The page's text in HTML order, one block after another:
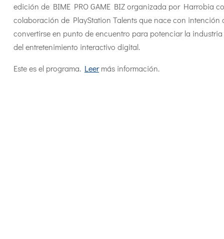
edición de BIME PRO GAME BIZ organizada por Harrobia
colaboración de PlayStation Talents que nace con intención
convertirse en punto de encuentro para potenciar la
del entretenimiento interactivo digital.
Este es el programa. Leermás información.